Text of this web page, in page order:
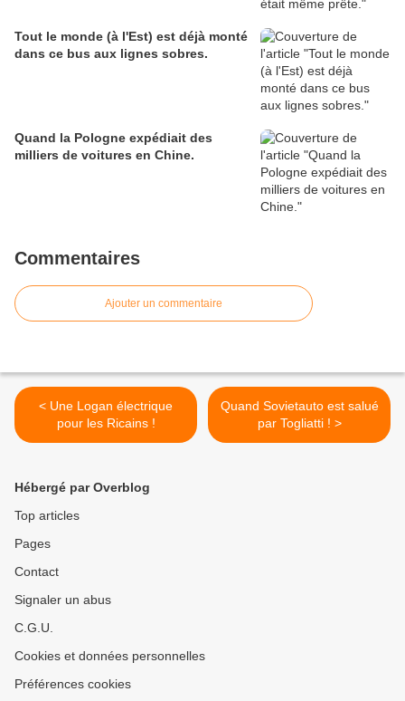
Tout le monde (à l'Est) est déjà monté
dans ce bus aux lignes sobres.
Quand la Pologne expédiait des
milliers de voitures en Chine.
Commentaires
Ajouter un commentaire
< Une Logan électrique
pour les Ricains !
Quand Sovietauto est salué
par Togliatti ! >
Hébergé par Overblog
Top articles
Pages
Contact
Signaler un abus
C.G.U.
Cookies et données personnelles
Préférences cookies